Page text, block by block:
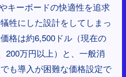
キーボードの快適性を追求
牲にした設計をしてしまっ
格は約6,500ドル（現在の
200万円以上）と、一般消
も導入が困難な価格設定で